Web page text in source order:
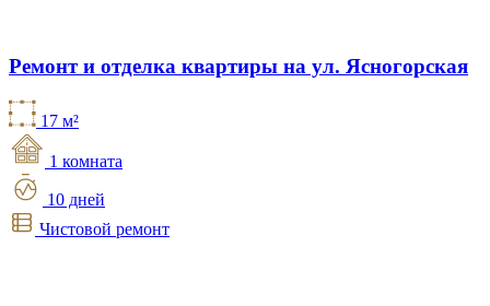
Ремонт и отделка квартиры на ул. Ясногорская
17 м²
1 комната
10 дней
Чистовой ремонт